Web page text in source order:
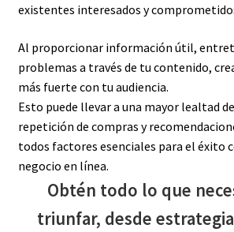
existentes interesados y
Al proporcionar información útil,
problemas a través de tu contenido,
más fuerte con tu audiencia.
Esto puede llevar a una mayor lealtad
repetición de compras y
todos factores esenciales para el éxito
negocio en línea.
Obtén todo lo que
triunfar, desde